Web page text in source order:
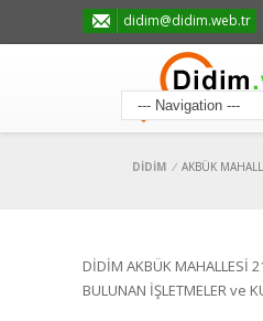
didim@didim.web.tr
DİDİM / AKBÜK
DİDİM AKBÜK MAHALLESİ
BULUNAN İŞLETMELER ve